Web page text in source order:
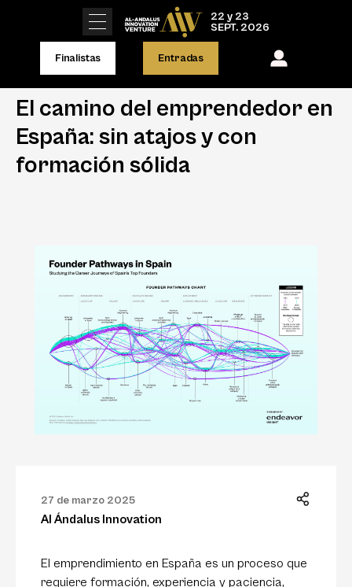
22 y 23
SEPT. 2026
Finalistas Entradas
El camino del emprendedor en
España: sin atajos y con
formación sólida
27 de marzo 2025
Al Ándalus Innovation
El emprendimiento en España es un proceso que
requiere formación, experiencia y paciencia,